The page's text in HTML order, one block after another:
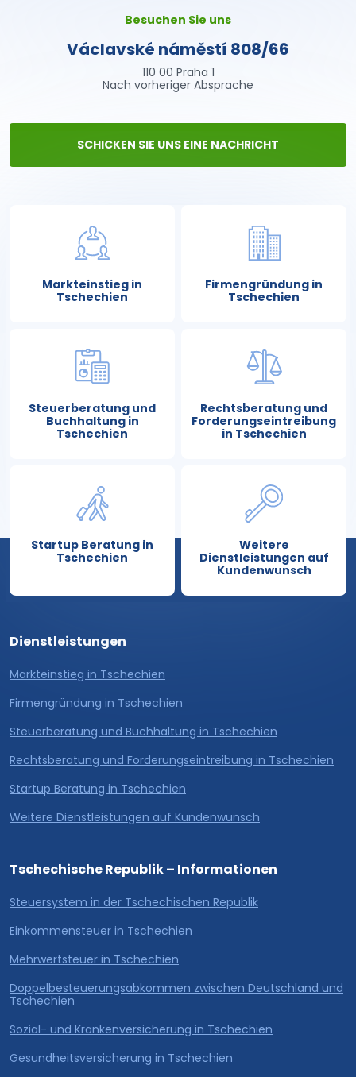
Besuchen Sie uns
Václavské náměstí 808/66
110 00 Praha 1
Nach vorheriger Absprache
SCHICKEN SIE UNS EINE NACHRICHT
Markteinstieg in
Tschechien
Firmengründung in
Tschechien
Steuerberatung und
Buchhaltung in
Tschechien
Rechtsberatung und
Forderungseintreibung
in Tschechien
Startup Beratung in
Tschechien
Weitere
Dienstleistungen auf
Kundenwunsch
Dienstleistungen
Markteinstieg in Tschechien
Firmengründung in Tschechien
Steuerberatung und Buchhaltung in Tschechien
Rechtsberatung und Forderungseintreibung in Tschechien
Startup Beratung in Tschechien
Weitere Dienstleistungen auf Kundenwunsch
Tschechische Republik – Informationen
Steuersystem in der Tschechischen Republik
Einkommensteuer in Tschechien
Mehrwertsteuer in Tschechien
Doppelbesteuerungsabkommen zwischen Deutschland und
Tschechien
Sozial- und Krankenversicherung in Tschechien
Gesundheitsversicherung in Tschechien